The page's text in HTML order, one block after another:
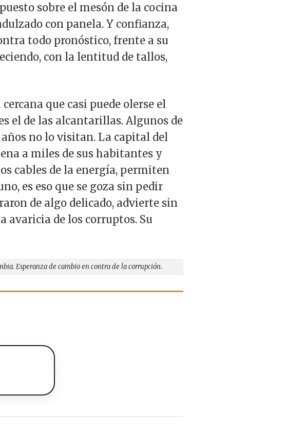
sobre el mesón de la cocina
con panela. Y confianza,
todo pronóstico, frente a su
con la lentitud de tallos,
que casi puede olerse el
el de las alcantarillas. Algunos de
no lo visitan. La capital del
a miles de sus habitantes y
cables de la energía, permiten
es eso que se goza sin pedir
de algo delicado, advierte sin
avaricia de los corruptos. Su
Esperanza de cambio en contra de la corrupción.